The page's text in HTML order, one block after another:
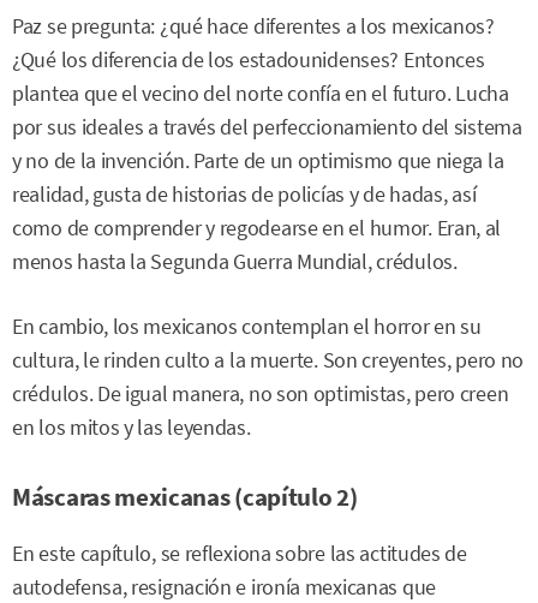
Paz se pregunta: ¿qué hace diferentes a los mexicanos?
¿Qué los diferencia de los estadounidenses? Entonces
plantea que el vecino del norte confía en el futuro. Lucha
por sus ideales a través del perfeccionamiento del sistema
y no de la invención. Parte de un optimismo que niega la
realidad, gusta de historias de policías y de hadas, así
como de comprender y regodearse en el humor. Eran, al
menos hasta la Segunda Guerra Mundial, crédulos.
En cambio, los mexicanos contemplan el horror en su
cultura, le rinden culto a la muerte. Son creyentes, pero no
crédulos. De igual manera, no son optimistas, pero creen
en los mitos y las leyendas.
Máscaras mexicanas (capítulo 2)
En este capítulo, se reflexiona sobre las actitudes de
autodefensa, resignación e ironía mexicanas que